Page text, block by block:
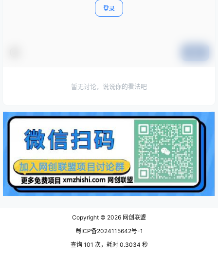
登录
暂无讨论，说说你的看法吧
Copyright © 2026 网创联盟
蜀ICP备2024115642号-1
查询 101 次，耗时 0.3034 秒